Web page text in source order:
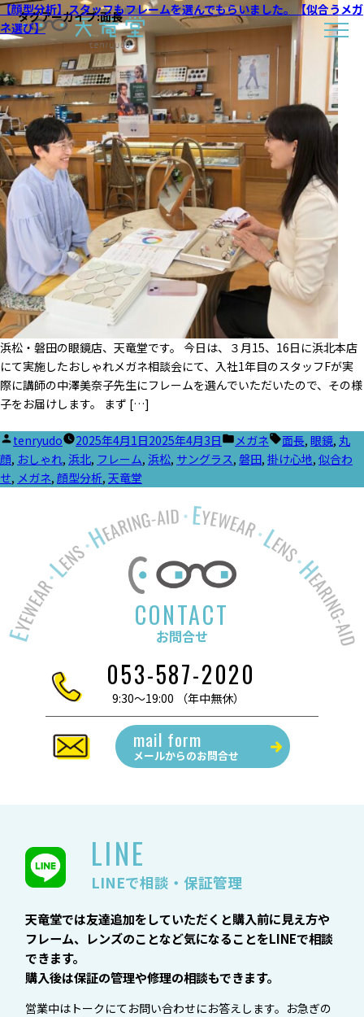
タグアーカイブ:面長
【顔型分析】スタッフもフレームを選んでもらいました。【似合うメガ
ネ選び】
浜松・磐田の眼鏡店、天竜堂です。 今日は、３月15、16日に浜北本店
にて実施したおしゃれメガネ相談会にて、入社1年目のスタッフFが実
際に講師の中澤美奈子先生にフレームを選んでいただいたので、その様
子をお届けします。 まず […]
投
稿
者:
tenryudo 2025年4月1日2025年4月3日
カ
テ
ー:
メガネ
タ
グ:
面長, 眼鏡, 丸
顔, おしゃれ, 浜北, フレーム, 浜松, サングラス, 磐田, 掛け心地, 似合わ
せ, メガネ, 顔型分析, 天竜堂
CONTACT
お問合せ
053-587-2020
9:30～19:00 （年中無休）
mail form
メールからのお問合せ
LINE
LINEで相談・保証管理
天竜堂では友達追加をしていただくと購入前に見え方や
フレーム、レンズのことなど気になることをLINEで相談
できます。
購入後は保証の管理や修理の相談もできます。
営業中はトークにてお問い合わせにお答えします。お急ぎの